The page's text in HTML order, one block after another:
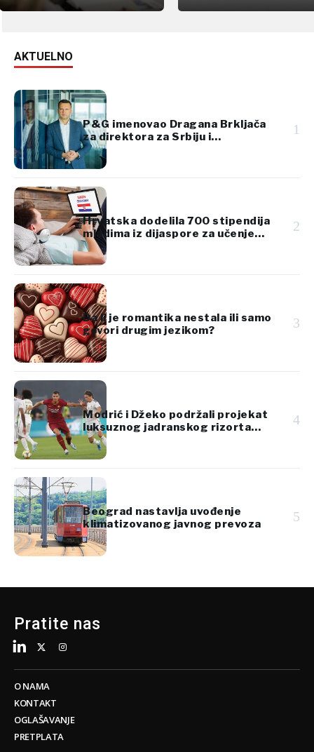
AKTUELNO
P&G imenovao Dragana Brkljača
za direktora za Srbiju i
Jugoistočnu Evropu
1
Hrvatska dodelila 700 stipendija
mladima iz dijaspore za učenje
hrvatskog jezika
2
Da li je romantika nestala ili samo
govori drugim jezikom?
3
Modrić i Džeko podržali projekat
luksuznog jadranskog rizorta
vredan 920 miliona evra
4
Beograd nastavlja uvođenje
klimatizovanog javnog prevoza
5
Pratite nas
O NAMA
KONTAKT
OGLAŠAVANJE
PRETPLATA